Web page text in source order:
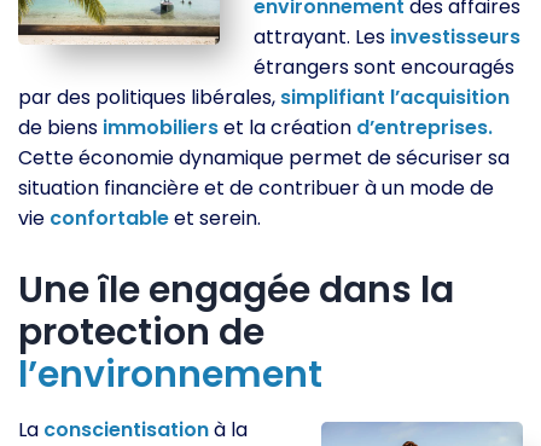
environnement des affaires
attrayant. Les investisseurs
étrangers sont encouragés
par des politiques libérales, simplifiant l’acquisition
de biens immobilierset la création d’entreprises.
Cette économie dynamique permet de sécuriser sa
situation financière et de contribuer à un mode de
vie confortableet serein.
Une île engagée dans la
protection de
l’environnement
La conscientisationà la